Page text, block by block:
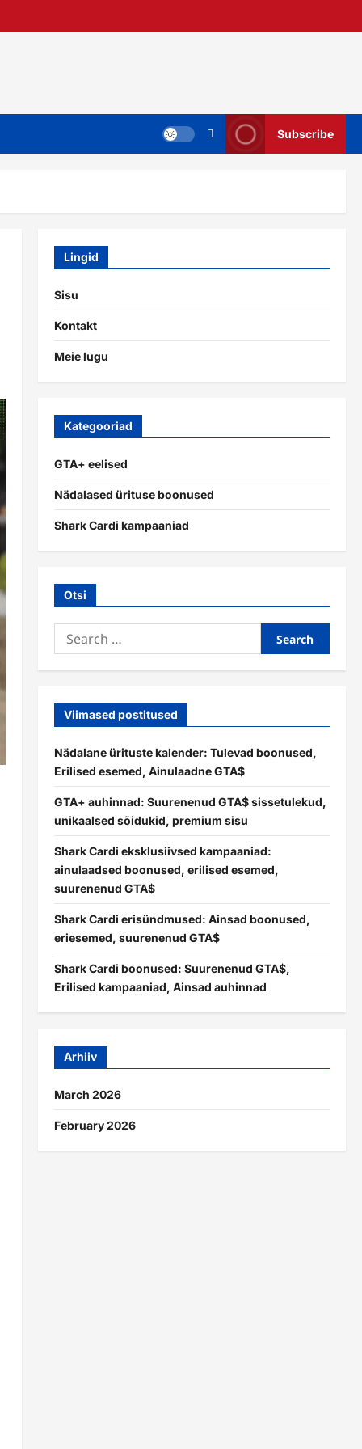
Subscribe
Lingid
Sisu
Kontakt
Meie lugu
Kategooriad
GTA+ eelised
Nädalased ürituse boonused
Shark Cardi kampaaniad
Otsi
Search
for:
Viimased postitused
Nädalane ürituste kalender: Tulevad boonused,
Erilised esemed, Ainulaadne GTA$
GTA+ auhinnad: Suurenenud GTA$ sissetulekud,
unikaalsed sõidukid, premium sisu
Shark Cardi eksklusiivsed kampaaniad:
ainulaadsed boonused, erilised esemed,
suurenenud GTA$
Shark Cardi erisündmused: Ainsad boonused,
eriesemed, suurenenud GTA$
Shark Cardi boonused: Suurenenud GTA$,
Erilised kampaaniad, Ainsad auhinnad
Arhiiv
March 2026
February 2026